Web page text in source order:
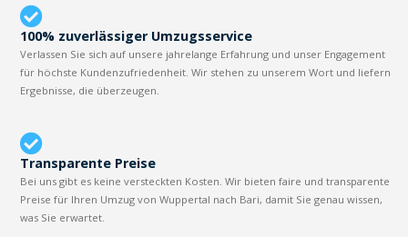
100% zuverlässiger Umzugsservice
Verlassen Sie sich auf unsere jahrelange Erfahrung und unser Engagement
für höchste Kundenzufriedenheit. Wir stehen zu unserem Wort und liefern
Ergebnisse, die überzeugen.
Transparente Preise
Bei uns gibt es keine versteckten Kosten. Wir bieten faire und transparente
Preise für Ihren Umzug von Wuppertal nach Bari, damit Sie genau wissen,
was Sie erwartet.